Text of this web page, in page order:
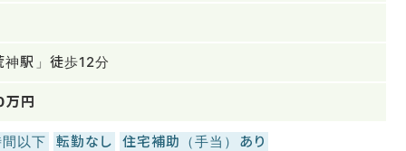
神駅」徒歩12分
円
以下 転勤なし
住宅補助（手当）あり